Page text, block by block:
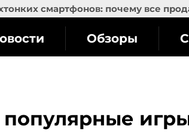
смартфонов: почему все
Обзоры